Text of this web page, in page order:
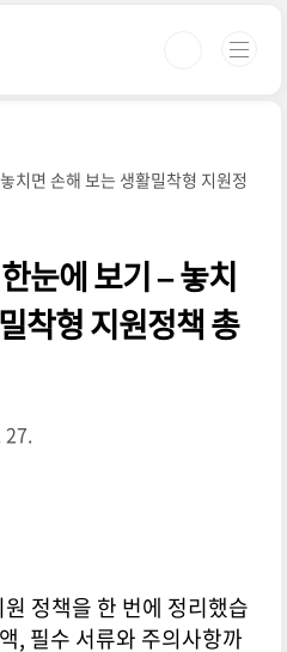
치면 손해 보는 생활밀착형 지원정
눈에 보기 – 놓치
착형 지원정책 총
27.
정책을 한 번에 정리했습
, 필수 서류와 주의사항까